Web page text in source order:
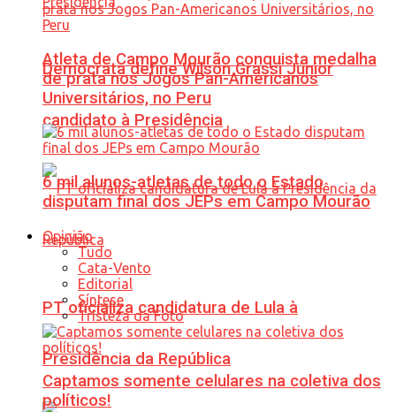
Democrata define Wilson Grassi Júnior
candidato à Presidência
PT oficializa candidatura de Lula à
Presidência da República
Atleta de Campo Mourão conquista medalha
de prata nos Jogos Pan-Americanos
Universitários, no Peru
6 mil alunos-atletas de todo o Estado
disputam final dos JEPs em Campo Mourão
Opinião
Tudo
Cata-Vento
Editorial
Síntese
Tristeza da Foto
Captamos somente celulares na coletiva dos
políticos!